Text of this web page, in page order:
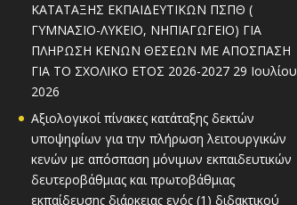
ΚΑΤΑΤΑΞΗΣ ΕΚΠΑΙΔΕΥΤΙΚΩΝ ΠΣΠΘ (
ΓΥΜΝΑΣΙΟ-ΛΥΚΕΙΟ, ΝΗΠΙΑΓΩΓΕΙΟ) ΓΙΑ
ΠΛΗΡΩΣΗ ΚΕΝΩΝ ΘΕΣΕΩΝ ΜΕ ΑΠΟΣΠΑΣΗ
ΓΙΑ ΤΟ ΣΧΟΛΙΚΟ ΕΤΟΣ 2026-2027 29 Ιουλίου
2026
Αξιολογικοί πίνακες κατάταξης δεκτών
υποψηφίων για την πλήρωση λειτουργικών
κενών με απόσπαση μόνιμων εκπαιδευτικών
δευτεροβάθμιας και πρωτοβάθμιας
εκπαίδευσης διάρκειας ενός (1) διδακτικού